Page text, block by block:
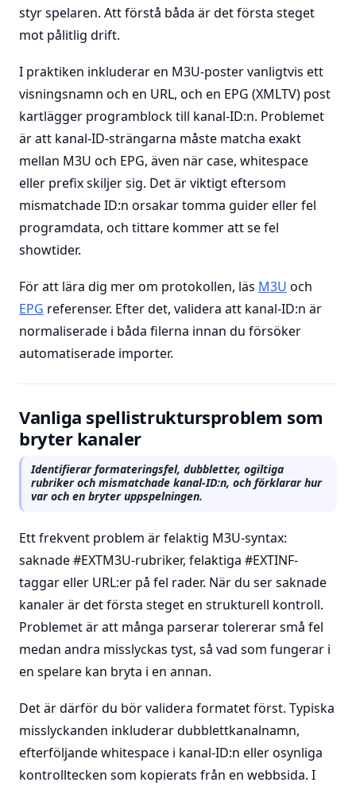
styr spelaren. Att förstå båda är det första steget
mot pålitlig drift.
I praktiken inkluderar en M3U-poster vanligtvis ett
visningsnamn och en URL, och en EPG (XMLTV) post
kartlägger programblock till kanal-ID:n. Problemet
är att kanal-ID-strängarna måste matcha exakt
mellan M3U och EPG, även när case, whitespace
eller prefix skiljer sig. Det är viktigt eftersom
mismatchade ID:n orsakar tomma guider eller fel
programdata, och tittare kommer att se fel
showtider.
För att lära dig mer om protokollen, läs M3U och
EPG referenser. Efter det, validera att kanal-ID:n är
normaliserade i båda filerna innan du försöker
automatiserade importer.
Vanliga spellistruktursproblem som
bryter kanaler
Identifierar formateringsfel, dubbletter, ogiltiga
rubriker och mismatchade kanal-ID:n, och förklarar hur
var och en bryter uppspelningen.
Ett frekvent problem är felaktig M3U-syntax:
saknade #EXTM3U-rubriker, felaktiga #EXTINF-
taggar eller URL:er på fel rader. När du ser saknade
kanaler är det första steget en strukturell kontroll.
Problemet är att många parserar tolererar små fel
medan andra misslyckas tyst, så vad som fungerar i
en spelare kan bryta i en annan.
Det är därför du bör validera formatet först. Typiska
misslyckanden inkluderar dubblettkanalnamn,
efterföljande whitespace i kanal-ID:n eller osynliga
kontrolltecken som kopierats från en webbsida. I